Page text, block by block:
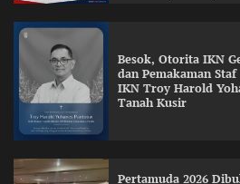
Besok, Otorita IKN
dan Pemakaman
IKN Troy Harold
Tanah Kusir
Pertamuda 2026